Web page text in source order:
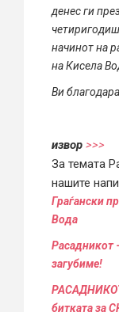
денес ги
начинот на
на Кисела
Ви
извор >>>
За темата
нашите
Граѓански
Вода
Расадникот
загубиме!
битката за